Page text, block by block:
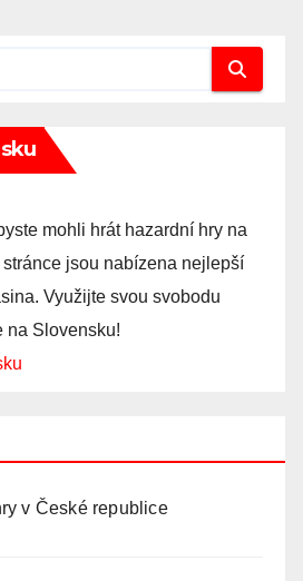
mohli hrát hazardní hry na
jsou nabízena nejlepší
Využijte svou svobodu
na Slovensku!
v České republice